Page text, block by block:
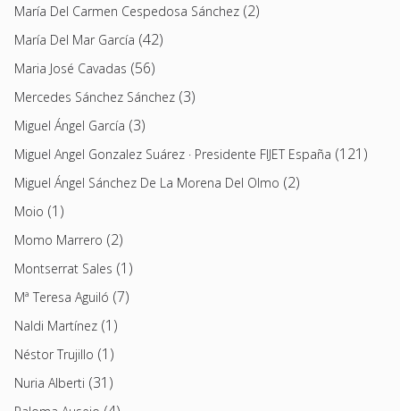
María Del Carmen Cespedosa Sánchez (2)
María Del Mar García (42)
Maria José Cavadas (56)
Mercedes Sánchez Sánchez (3)
Miguel Ángel García (3)
Miguel Angel Gonzalez Suárez · Presidente FIJET España (121)
Miguel Ángel Sánchez De La Morena Del Olmo (2)
Moio (1)
Momo Marrero (2)
Montserrat Sales (1)
Mª Teresa Aguiló (7)
Naldi Martínez (1)
Néstor Trujillo (1)
Nuria Alberti (31)